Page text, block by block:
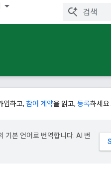
입하고, 참여 계약을 읽고, 등록하세요.
기본 언어로 번역합니다. AI 번